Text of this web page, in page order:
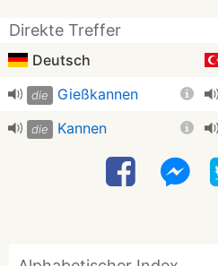
Direkte Treffer
Deutsch
die Gießkannen
die Kannen